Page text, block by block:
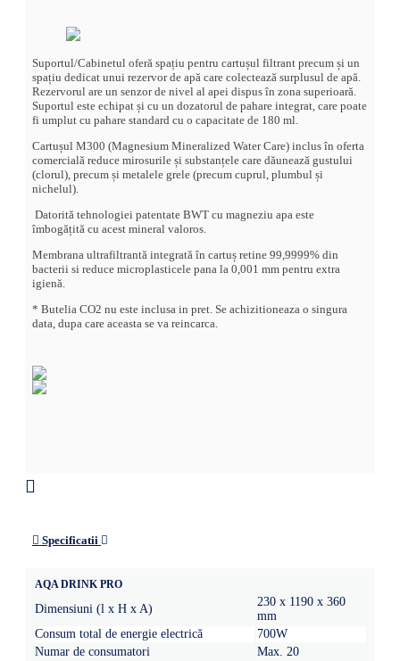
Suportul/Cabinetul oferă spațiu pentru cartușul filtrant precum și un
spațiu dedicat unui rezervor de apă care colectează surplusul de apă.
Rezervorul are un senzor de nivel al apei dispus în zona superioară.
Suportul este echipat și cu un dozatorul de pahare integrat, care poate
fi umplut cu pahare standard cu o capacitate de 180 ml.
Cartușul M300 (Magnesium Mineralized Water Care) inclus în oferta
comercială reduce mirosurile și substanțele care dăunează gustului
(clorul), precum și metalele grele (precum cuprul, plumbul și
nichelul).
Datorită tehnologiei patentate BWT cu magneziu apa este
îmbogățită cu acest mineral valoros.
Membrana ultrafiltrantă integrată în cartuș retine 99,9999% din
bacterii si reduce microplasticele pana la 0,001 mm pentru extra
igienă.
* Butelia CO2 nu este inclusa in pret. Se achizitioneaza o singura
data, dupa care aceasta se va reincarca.
Specificatii
AQA DRINK PRO
Dimensiuni (l x H x A)
230 x 1190 x 360
mm
Consum total de energie electrică
700W
Numar de consumatori
Max. 20